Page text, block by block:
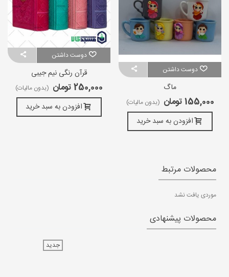
دوست داشتن
ماگ
155,000 تومان (بدون مالیات)
افزودن به سبد خرید
دوست داشتن
قرآن رنگی نیم جیبی
250,000 تومان (بدون مالیات)
افزودن به سبد خرید
محصولات مرتبط
موردی یافت نشد
محصولات پیشنهادی
جدید